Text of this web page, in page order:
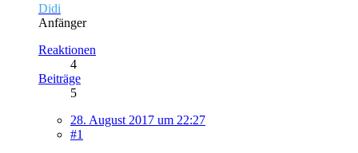
Didi
Anfänger
Reaktionen
4
Beiträge
5
28. August 2017 um 22:27
#1